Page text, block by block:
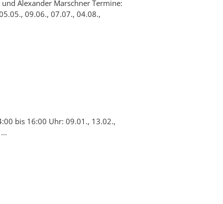
Alexander Marschner Termine:
09.06., 07.07., 04.08.,
bis 16:00 Uhr: 09.01., 13.02.,